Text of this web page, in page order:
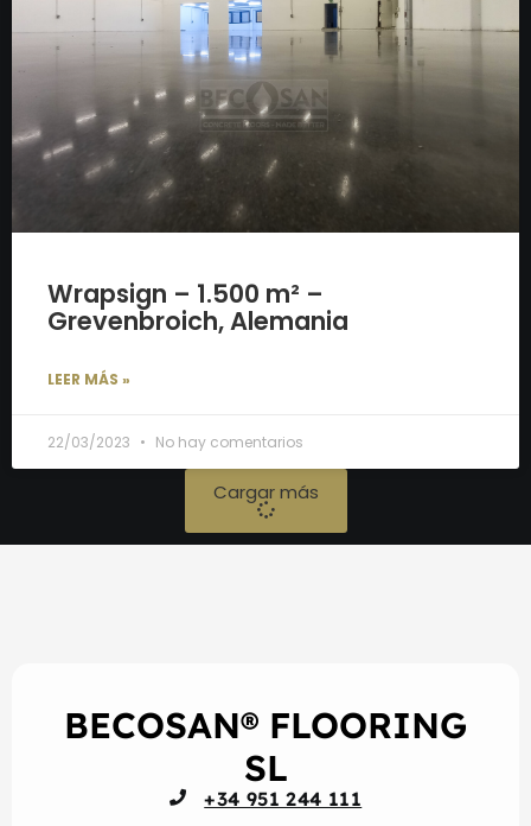
Wrapsign – 1.500 m² –
Grevenbroich, Alemania
LEER MÁS »
22/03/2023 No hay comentarios
Cargar más
BECOSAN® FLOORING
SL
+34 951 244 111